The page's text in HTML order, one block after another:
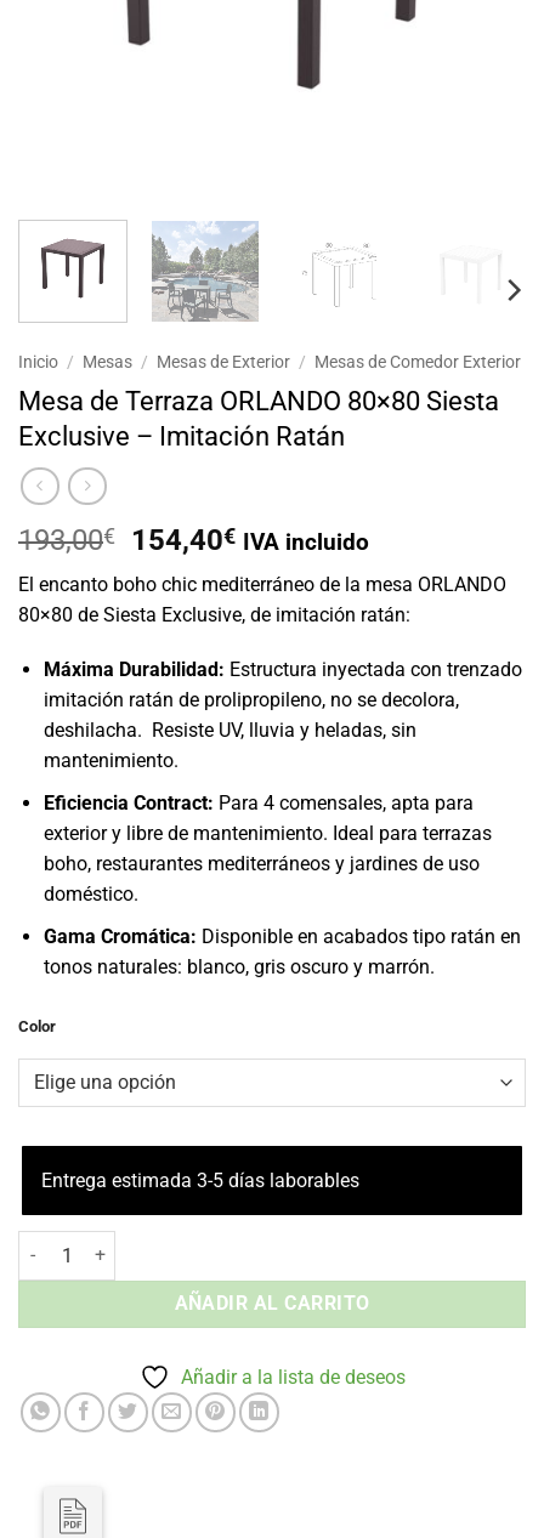
Inicio / Mesas / Mesas de Exterior / Mesas de Comedor Exterior
Mesa de Terraza ORLANDO 80×80 Siesta
Exclusive – Imitación Ratán
193,00€
El
precio
original
era:
193,00€.
154,40€El
precio
actual
es:
154,40€.
IVA incluido
El encanto boho chic mediterráneo de la mesa ORLANDO
80×80 de Siesta Exclusive, de imitación ratán:
Máxima Durabilidad: Estructura inyectada con trenzado
imitación ratán de prolipropileno, no se decolora,
deshilacha. Resiste UV, lluvia y heladas, sin
mantenimiento.
Eficiencia Contract: Para 4 comensales, apta para
exterior y libre de mantenimiento. Ideal para terrazas
boho, restaurantes mediterráneos y jardines de uso
doméstico.
Gama Cromática: Disponible en acabados tipo ratán en
tonos naturales: blanco, gris oscuro y marrón.
Color
Entrega estimada 3-5 días laborables
Mesa de Terraza ORLANDO 80x80 Siesta Exclusive - Imitación
AÑADIR AL CARRITO
Añadir a la lista de deseos